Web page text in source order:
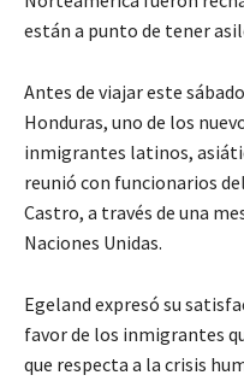
están a punto de tener
Antes de viajar este
Honduras, uno de los
inmigrantes latinos,
reunió con funcionarios
Castro, a través de una
Naciones Unidas.
Egeland expresó su
favor de los inmigrantes
que respecta a la crisis